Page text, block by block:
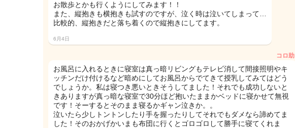
お散歩とかも行くようにしてみます！！
また、縦抱きも横抱きも試すのですが、泣く時は泣いてしまって…
比較的、縦抱きだと落ち着くので縦抱きにしてます。
6月4日
コロ助
お風呂に入れるときに寝室は真っ暗リビングもテレビ消して間接照明やキ
ッチンだけ付けるなど暗めにしてお風呂からでてきて授乳してみてはどう
でしょうか。私は寝つき悪いときそうしてました！それでも成功しないと
きありますが真っ暗な寝室で30分ほど抱いたままかベッドに寝かせて無視
です！そーするとそのまま寝るかギャン泣きか。。
泣いたら少しトントンしたり手を握ったりしてそれでもダメなら諦めてま
した！そのおかげかいまも布団に行くとゴロゴロして勝手に寝てくれま